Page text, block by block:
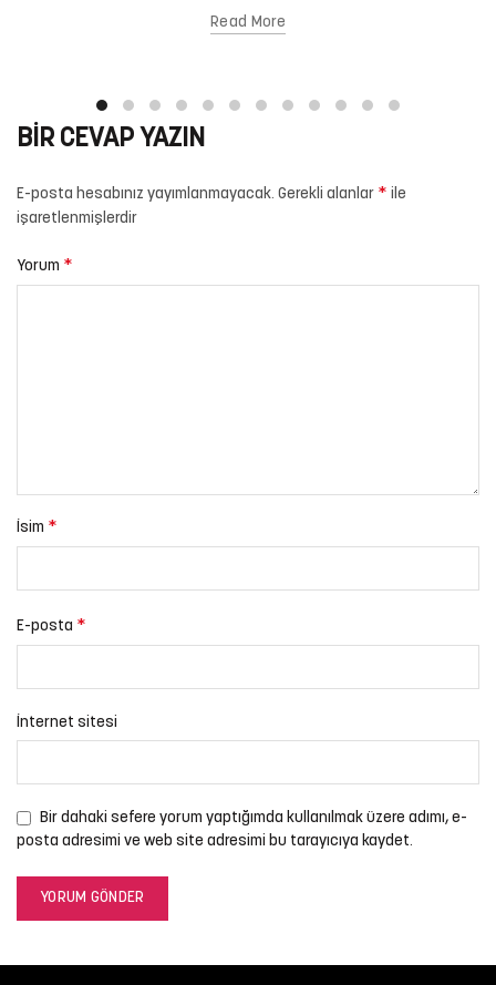
Read More
BIR CEVAP YAZIN
E-posta hesabınız yayımlanmayacak. Gerekli alanlar * ile
işaretlenmişlerdir
Yorum *
İsim *
E-posta *
İnternet sitesi
Bir dahaki sefere yorum yaptığımda kullanılmak üzere adımı, e-
posta adresimi ve web site adresimi bu tarayıcıya kaydet.